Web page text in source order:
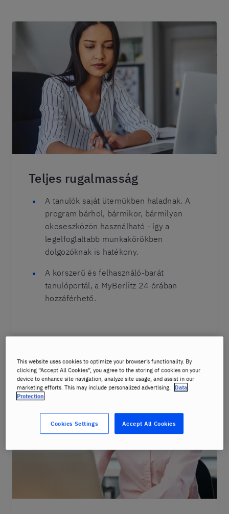
Teljes rugalmasság
A tanulók saját ütemükben haladnak. A
program bárhol, bármikor, bármilyen
okoseszközön használható - így a
legelfoglaltabb munkakörökben
dolgozóknak is hatékony.
A korszerű és felhasználó-barát
tanulóportál, a MyBerlitz 24 órában
hozzáférhető.
This website uses cookies to optimize your browser’s functionality. By
clicking “Accept All Cookies”, you agree to the storing of cookies on your
device to enhance site navigation, analyze site usage, and assist in our
marketing efforts. This may include personalized advertising. Data
Protection
Accept All Cookies
Cookies Settings